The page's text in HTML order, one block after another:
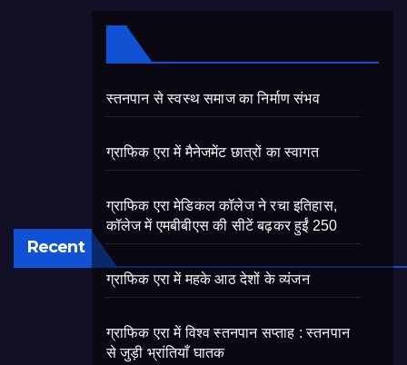
Recent
स्तनपान से स्वस्थ समाज का निर्माण संभव
ग्राफिक एरा में मैनेजमेंट छात्रों का स्वागत
ग्राफिक एरा मेडिकल कॉलेज ने रचा इतिहास,
कॉलेज में एमबीबीएस की सीटें बढ़कर हुईं 250
ग्राफिक एरा में महके आठ देशों के व्यंजन
ग्राफिक एरा में विश्व स्तनपान सप्ताह : स्तनपान
से जुड़ी भ्रांतियाँ घातक